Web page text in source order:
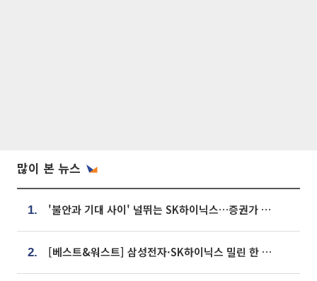
많이 본 뉴스
1. '불안과 기대 사이' 널뛰는 SK하이닉스…증권가 "HBM4·LTA 기반 펀터멘털 견고"
2. [베스트&워스트] 삼성전자·SK하이닉스 밀린 한 주…상상인증권은 85% 급등